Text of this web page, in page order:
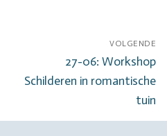
VOLGENDE
Volgend
bericht:
27-06: Workshop
Schilderen in romantische
tuin